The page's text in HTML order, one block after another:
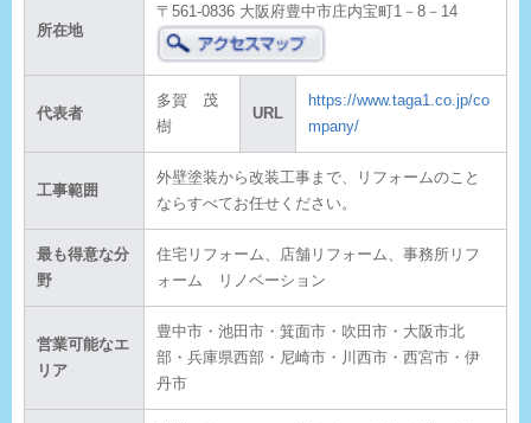
所在地
〒561-0836 大阪府豊中市庄内宝町1－8－14
代表者
多賀 茂
樹
URL
https://www.taga1.co.jp/co
mpany/
工事範囲
外壁塗装から改装工事まで、リフォームのこと
ならすべてお任せください。
最も得意な分
野
住宅リフォーム、店舗リフォーム、事務所リフ
ォーム リノベーション
営業可能なエ
リア
豊中市・池田市・箕面市・吹田市・大阪市北
部・兵庫県西部・尼崎市・川西市・西宮市・伊
丹市